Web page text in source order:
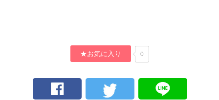
★お気に入り 0